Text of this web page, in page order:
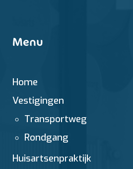
Menu
Home
Vestigingen
Transportweg
Rondgang
Huisartsenpraktijk